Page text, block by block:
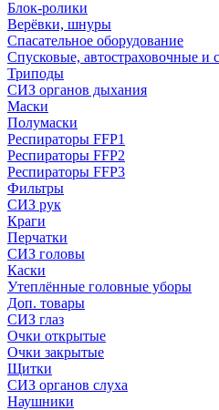
Блок-ролики
Верёвки, шнуры
Спасательное оборудование
Спусковые, автостраховочные и
Триподы
СИЗ органов дыхания
Маски
Полумаски
Респираторы FFP1
Респираторы FFP2
Респираторы FFP3
Фильтры
СИЗ рук
Краги
Перчатки
СИЗ головы
Каски
Утеплённые головные уборы
Доп. товары
СИЗ глаз
Очки открытые
Очки закрытые
Щитки
СИЗ органов слуха
Наушники